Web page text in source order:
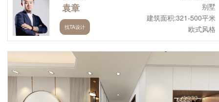
袁章
找TA设计
别墅
建筑面积:321-500平米
欧式风格